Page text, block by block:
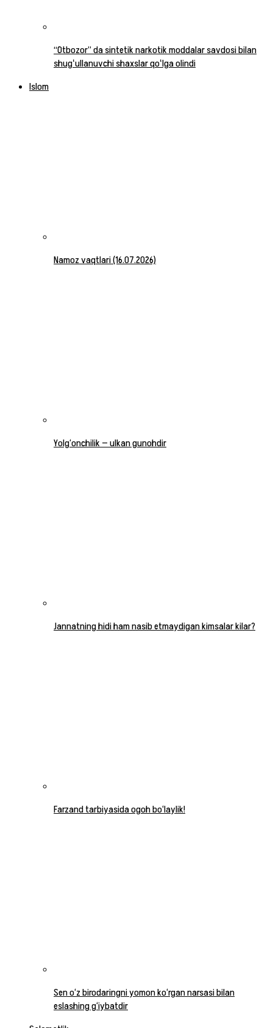
“Otbozor” da sintetik narkotik moddalar savdosi bilan
shugʻullanuvchi shaxslar qoʻlga olindi
Islom
Namoz vaqtlari (16.07.2026)
Yolg‘onchilik — ulkan gunohdir
Jannatning hidi ham nasib etmaydigan kimsalar kilar?
Farzand tarbiyasida ogoh bo‘laylik!
Sen o‘z birodaringni yomon ko‘rgan narsasi bilan
eslashing g‘iybatdir